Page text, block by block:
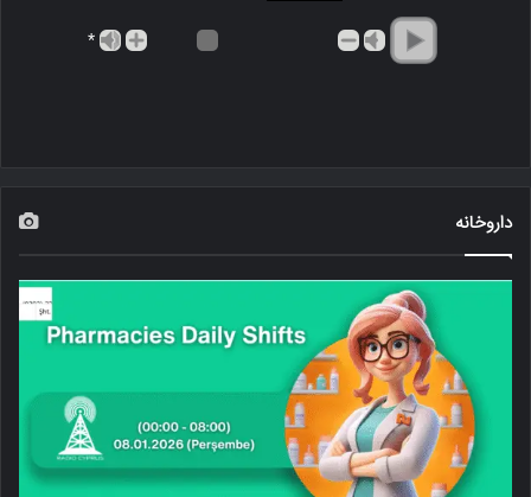
*
داروخانه